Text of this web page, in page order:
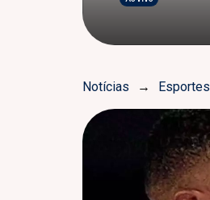
Notícias → Esportes